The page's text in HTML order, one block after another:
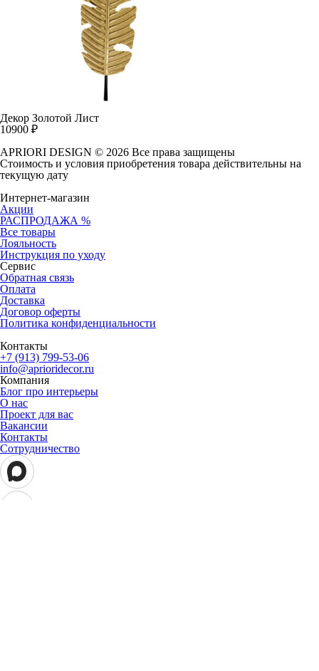
Декор Золотой Лист
10900 ₽
APRIORI DESIGN © 2026 Все права защищены
Cтоимость и условия приобретения товара действительны на
текущую дату
Интернет-магазин
Акции
РАСПРОДАЖА %
Все товары
Лояльность
Инструкция по уходу
Сервис
Обратная связь
Оплата
Доставка
Договор оферты
Политика конфиденциальности
Контакты
+7 (913) 799-53-06
info@aprioridecor.ru
Компания
Блог про интерьеры
О нас
Проект для вас
Вакансии
Контакты
Сотрудничество